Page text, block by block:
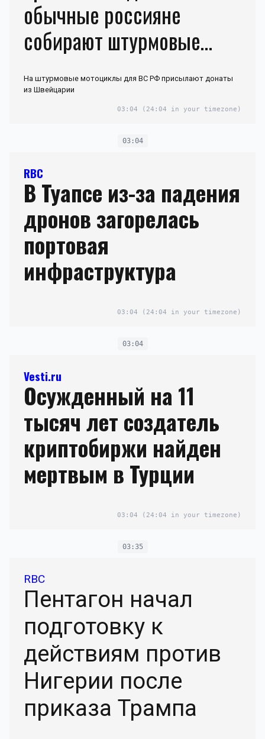
обычные россияне
собирают штурмовые
мотоциклы для СВО фото
На штурмовые мотоциклы для ВС РФ присылают донаты
из Швейцарии
03:04 (24:04 in your timezone)
03:04
RBC
В Туапсе из-за падения
дронов загорелась
портовая
инфраструктура
03:04 (24:04 in your timezone)
03:04
Vesti.ru
Осужденный на 11
тысяч лет создатель
криптобиржи найден
мертвым в Турции
03:04 (24:04 in your timezone)
03:35
RBC
Пентагон начал
подготовку к
действиям против
Нигерии после
приказа Трампа